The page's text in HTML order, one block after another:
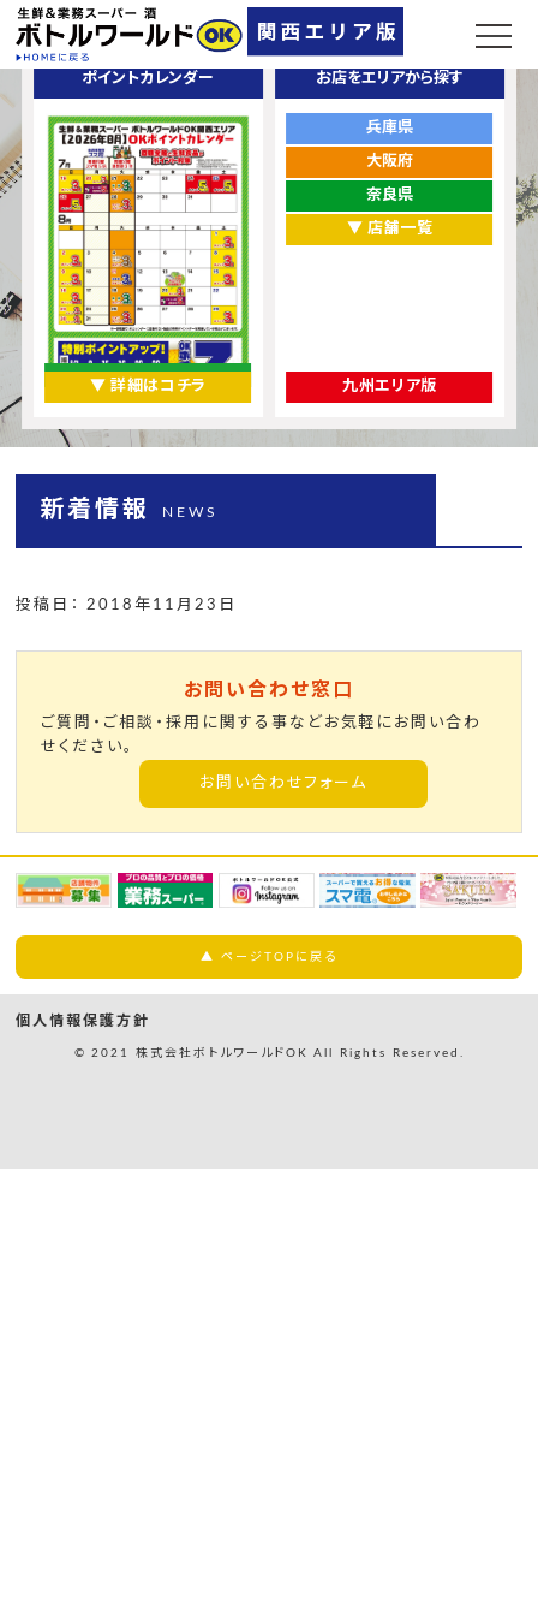
ポイントカレンダー
▼ 詳細はコチラ
お店をエリアから探す
兵庫県
大阪府
奈良県
▼ 店舗一覧
九州エリア版
新着情報 NEWS
投稿日： 2018年11月23日
お問い合わせ窓口
ご質問・ご相談・採用に関する事などお気軽にお問い合わ
せください。
お問い合わせフォーム
▲ ページTOPに戻る
個人情報保護方針
© 2021 株式会社ボトルワールドOK All Rights Reserved.